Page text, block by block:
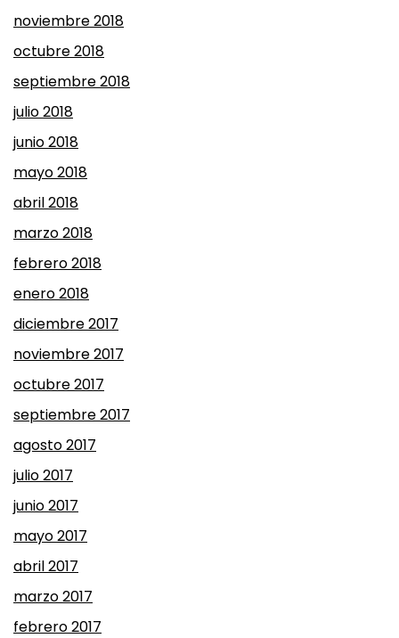
noviembre 2018
octubre 2018
septiembre 2018
julio 2018
junio 2018
mayo 2018
abril 2018
marzo 2018
febrero 2018
enero 2018
diciembre 2017
noviembre 2017
octubre 2017
septiembre 2017
agosto 2017
julio 2017
junio 2017
mayo 2017
abril 2017
marzo 2017
febrero 2017